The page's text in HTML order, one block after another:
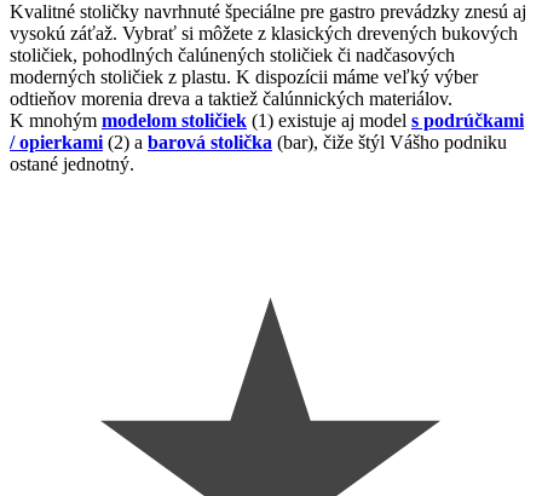
Kvalitné stoličky navrhnuté špeciálne pre gastro prevádzky znesú aj
vysokú záťaž. Vybrať si môžete z klasických drevených bukových
stoličiek, pohodlných čalúnených stoličiek či nadčasových
moderných stoličiek z plastu. K dispozícii máme veľký výber
odtieňov morenia dreva a taktiež čalúnnických materiálov.
K mnohým modelom stoličiek (1) existuje aj model s podrúčkami
/ opierkami (2) a barová stolička (bar), čiže štýl Vášho podniku
ostané jednotný.